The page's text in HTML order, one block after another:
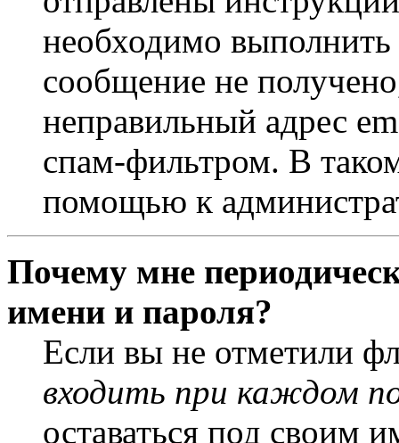
необходимо
сообщение не
неправильный адрес
спам-фильтром. В
помощью к
Почему мне
имени и пароля?
Если вы не отметили
входить при каждом
оставаться под своим